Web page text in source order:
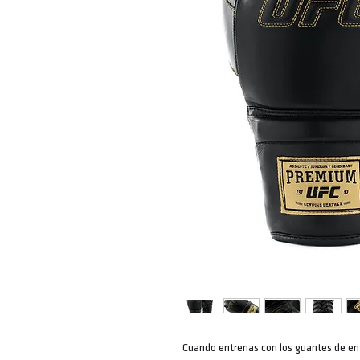
Cuando entrenas con los guantes de